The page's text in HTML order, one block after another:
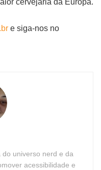
cervejaria da Europa.
e siga-nos no
universo nerd e da
acessibilidade e